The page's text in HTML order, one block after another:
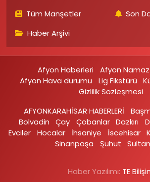
Tüm Manşetler
Son
Haber Arşivi
Afyon Haberleri
Afyon
Afyon Hava durumu
Lig Fikstürü
Gizlilik Sözleşmesi
AFYONKARAHİSAR HABERLERİ
Bolvadin
Çay Çobanlar Dazkırı
Evciler‎
Hocalar İhsaniye‎ İscehisar
Sinanpaşa
Şuhut
Haber Yazılımı: TE